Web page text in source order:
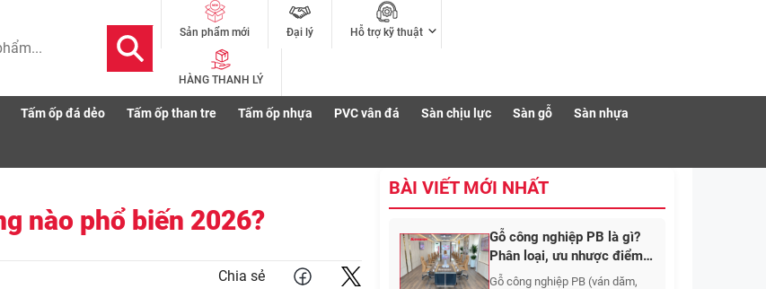
Sản phẩm mới Đại lý Hỗ trợ kỹ thuật
HÀNG THANH LÝ
Tấm ốp đá dẻo Tấm ốp than tre Tấm ốp nhựa PVC vân đá Sàn chịu lực Sàn gỗ Sàn nhựa
nào phổ biến 2026?
Chia sẻ
BÀI VIẾT MỚI NHẤT
Gỗ công nghiệp PB là gì?
Phân loại, ưu nhược điểm,
ứng dụng, giá 2026
Gỗ công nghiệp PB (ván dăm,